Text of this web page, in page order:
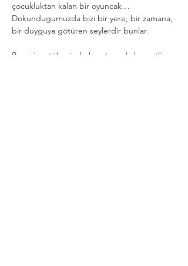
çocukluktan kalan bir oyuncak…
Dokundugumuzda bizi bir yere, bir zamana,
bir duyguya götüren seylerdir bunlar.
Bu çizim atölyesinde hayatımızda kıymetli